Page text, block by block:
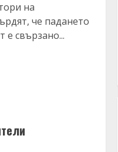
на
че падането
е свързано...